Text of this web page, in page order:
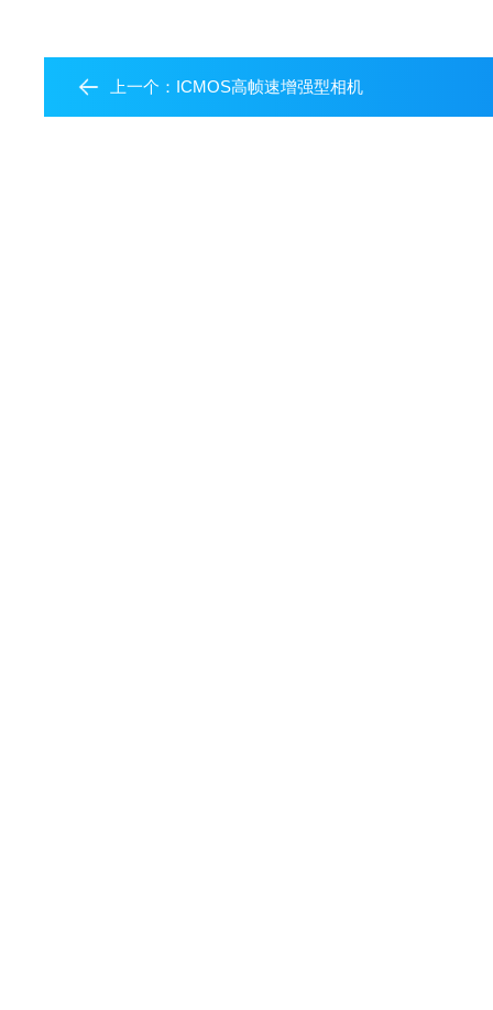
上一个： ICMOS高帧速增强型相机